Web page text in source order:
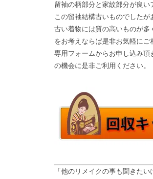
留袖の柄部分と家紋部分が良い
この留袖結構古いものでしたが
古い着物には質の高いものが
をお考えならば是非お気軽にご
専用フォームからお申し込み頂
の機会に是非ご利用ください。
「他のリメイクの事も聞きた